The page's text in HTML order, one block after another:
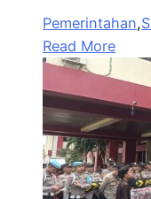
Pemerintahan,
Read More